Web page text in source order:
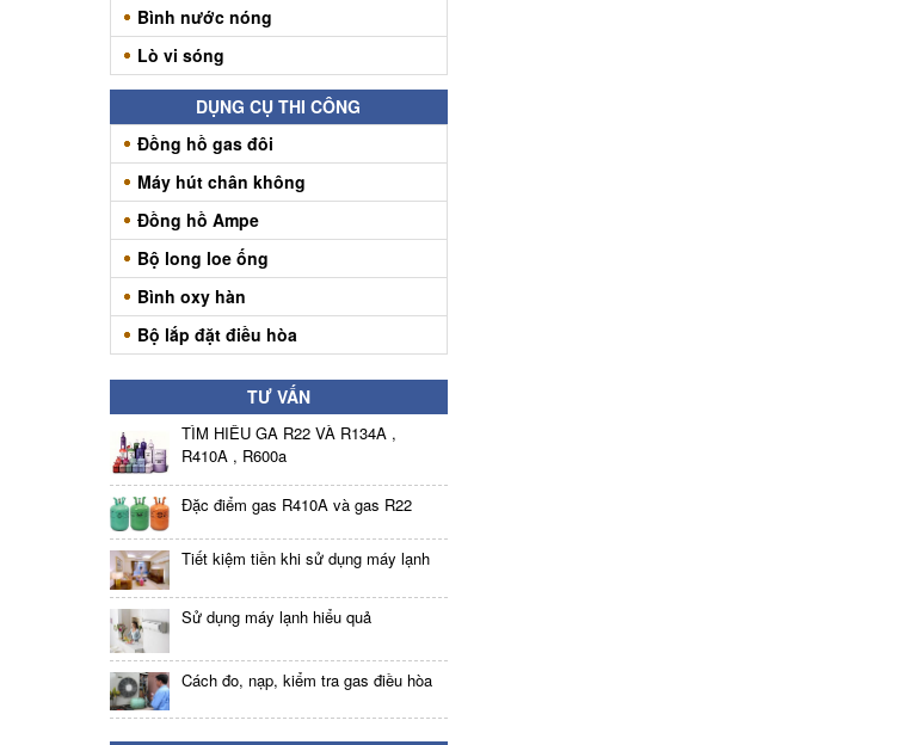
Bình nước nóng
Lò vi sóng
DỤNG CỤ THI CÔNG
Đồng hồ gas đôi
Máy hút chân không
Đồng hồ Ampe
Bộ long loe ống
Bình oxy hàn
Bộ lắp đặt điều hòa
TƯ VẤN
TÌM HIỂU GA R22 VÀ R134A ,
R410A , R600a
Đặc điểm gas R410A và gas R22
Tiết kiệm tiền khi sử dụng máy lạnh
Sử dụng máy lạnh hiểu quả
Cách đo, nạp, kiểm tra gas điều hòa